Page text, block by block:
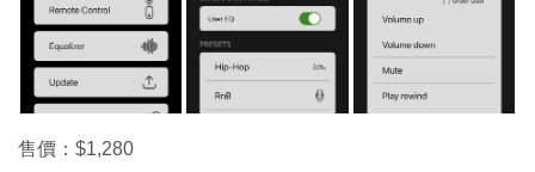
售價：$1,280